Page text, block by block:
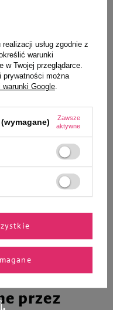
karma dla psa Dolina
Premium bogata w
cena z 30 dni przed
zł 14,98 zł / kg
przez
usług zgodnie z
warunki
w Twojej przeglądarce.
prywatności można
warunki Google
Zawsze
aktywne